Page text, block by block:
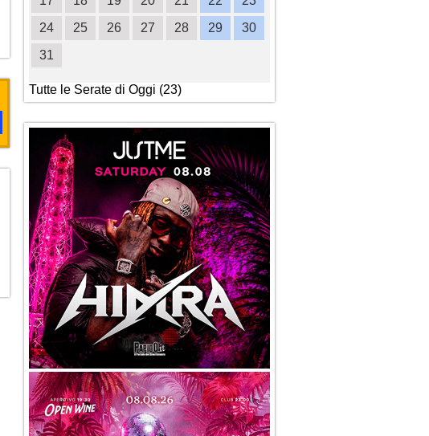
24
25 26 27 28 29
30
31
Tutte le Serate di Oggi (23)